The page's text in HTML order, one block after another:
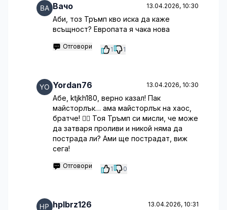
Вачо 13.04.2026, 10:30
Аби, тоз Тръмп кво иска да каже
всъщност? Европата я чака нова
Отговори 1 1
Yordan76 13.04.2026, 10:30
Абе, ktjkh180, верно казал! Пак
майсторлък… ама майсторлък на хаос,
братче! 🤦‍♂️ Тоя Тръмп си мисли, че може
да затваря проливи и никой няма да
пострада ли? Ами ще пострадат, виж
сега!
Отговори 1 0
hplbrz126 13.04.2026, 10:31